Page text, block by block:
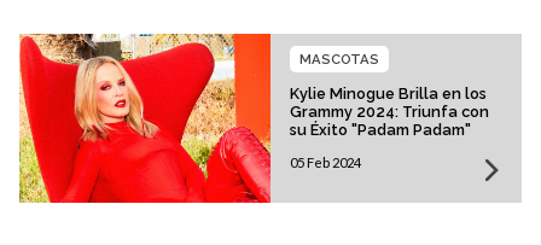
Kylie Minogue Brilla en los
Grammy 2024: Triunfa con
su Éxito "Padam Padam"
MASCOTAS
05 Feb 2024